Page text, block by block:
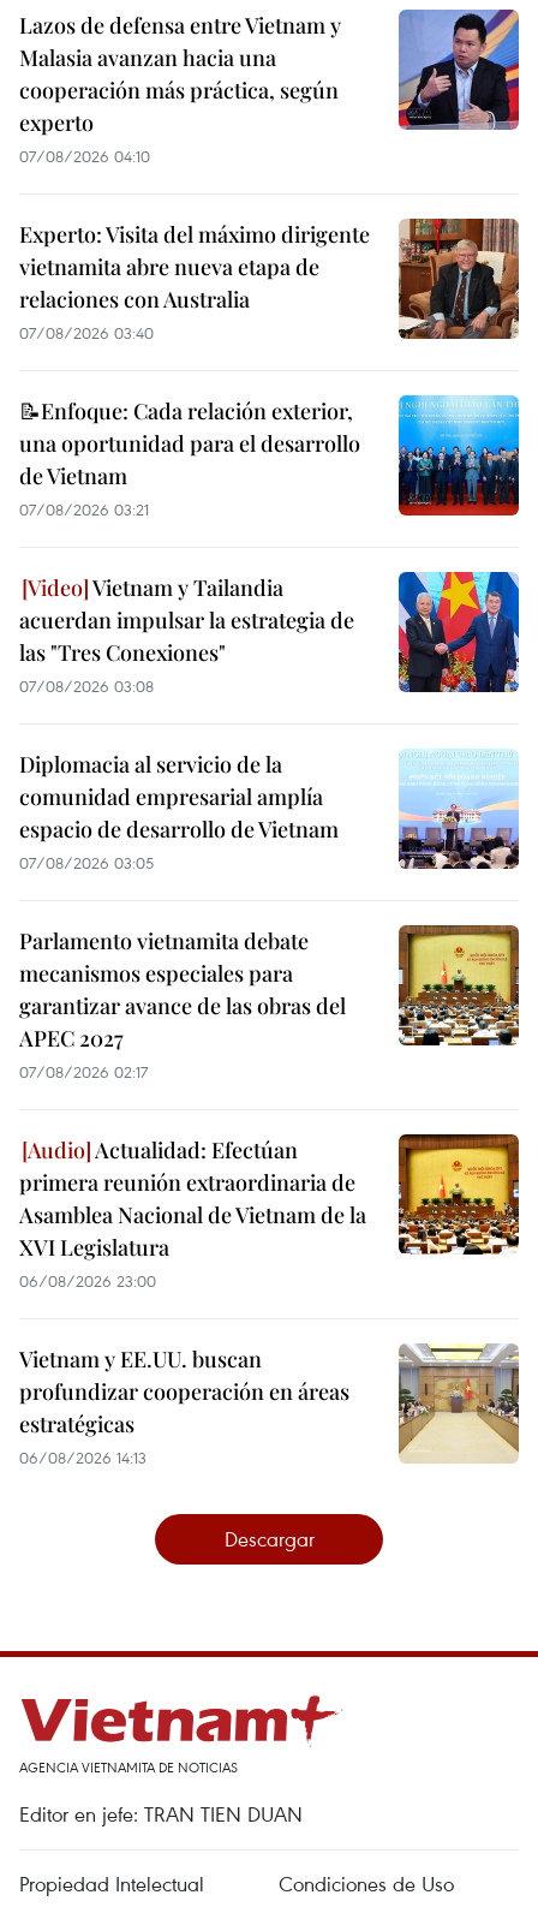
Lazos de defensa entre Vietnam y
Malasia avanzan hacia una
cooperación más práctica, según
experto
07/08/2026 04:10
Experto: Visita del máximo dirigente
vietnamita abre nueva etapa de
relaciones con Australia
07/08/2026 03:40
📝Enfoque: Cada relación exterior,
una oportunidad para el desarrollo
de Vietnam
07/08/2026 03:21
Vietnam y Tailandia
acuerdan impulsar la estrategia de
las "Tres Conexiones"
07/08/2026 03:08
Diplomacia al servicio de la
comunidad empresarial amplía
espacio de desarrollo de Vietnam
07/08/2026 03:05
Parlamento vietnamita debate
mecanismos especiales para
garantizar avance de las obras del
APEC 2027
07/08/2026 02:17
Actualidad: Efectúan
primera reunión extraordinaria de
Asamblea Nacional de Vietnam de la
XVI Legislatura
06/08/2026 23:00
Vietnam y EE.UU. buscan
profundizar cooperación en áreas
estratégicas
06/08/2026 14:13
Descargar
AGENCIA VIETNAMITA DE NOTICIAS
Editor en jefe: TRAN TIEN DUAN
Propiedad Intelectual Condiciones de Uso